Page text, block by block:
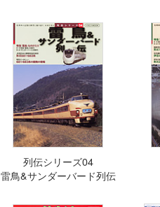
列伝シリーズ04
雷鳥&サンダーバード列伝